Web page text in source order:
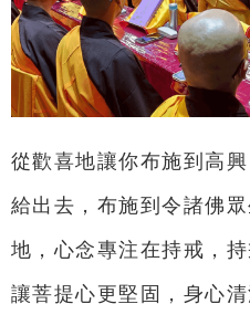
從歡喜地讓你布施到高
給出去，布施到令諸佛
地，心念專注在持戒，
讓菩提心更堅固，身心